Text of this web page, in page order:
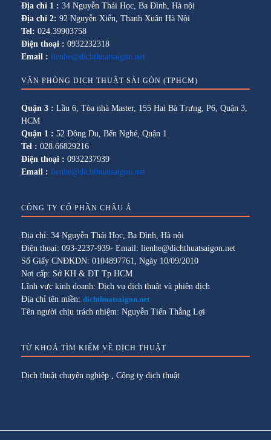
Địa chỉ 1 : 34 Nguyễn Thái Học, Ba Đình, Hà nội
Địa chỉ 2: 92 Nguyễn Xiển, Thanh Xuân Hà Nội
Tel: 024.39903758
Điện thoại : 0932232318
Email : lienhe@dichthuatsaigon.net
VĂN PHÒNG DỊCH THUẬT SÀI GÒN (TPHCM)
Quận 3 : Lầu 6, Tòa nhà Master, 155 Hai Bà Trưng, P6, Quận 3,
HCM
Quận 1 : 52 Đông Du, Bến Nghé, Quận 1
Tel : 028.66829216
Điện thoại : 0932237939
Email : lienhe@dichthuatsaigon.net
CÔNG TY CỔ PHẦN CHÂU Á
Địa chỉ: 34 Nguyễn Thái Học, Ba Đình, Hà nội
Điện thoại: 093-2237-939- Email: lienhe@dichthuatsaigon.net
Số Giấy CNĐKDN: 0104897761, Ngày 10/09/2010
Nơi cấp: Sở KH & ĐT Tp HCM
Lĩnh vực kinh doanh: Dịch vụ dịch thuật và phiên dịch
Địa chỉ tên miền: dichthuatsaigon.net
Tên người chịu trách nhiệm: Nguyễn Tiến Thắng Lợi
TỪ KHOÁ TÌM KIẾM VỀ DỊCH THUẬT
Dịch thuật chuyên nghiệp , Công ty dịch thuật